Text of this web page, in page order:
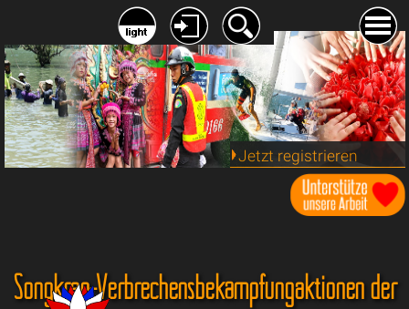
Jetzt registrieren
Songkran-Verbrechensbekämpfungaktionen der